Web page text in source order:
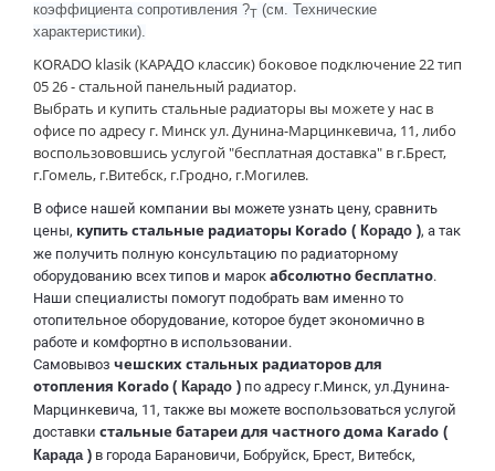
коэффициента сопротивления ?T (см. Технические
характеристики).
KORADO klasik (КАРАДО классик)боковое подключение22 тип
05 26 - стальной панельный радиатор.
Выбрать и купить стальные радиаторы вы можете у нас в
офисе по адресу г. Минск ул. Дунина-Марцинкевича, 11, либо
воспользововшись услугой "бесплатная доставка" в г.Брест,
г.Гомель, г.Витебск, г.Гродно, г.Могилев.
В офисе нашей компании вы можете узнать цену, сравнить
цены, купить стальные радиаторы Korado ( Корадо ), а так
же получить полную консультацию по радиаторному
оборудованию всех типов и марок абсолютно бесплатно.
Наши специалисты помогут подобрать вам именно то
отопительное оборудование, которое будет экономично в
работе и комфортно в использовании.
Самовывоз чешскихстальных радиаторов для
отопления Korado ( Карадо ) по адресу г.Минск, ул.Дунина-
Марцинкевича, 11, также вы можете воспользоваться услугой
доставки стальные батареи для частного дома Karado (
Карада ) в города Барановичи, Бобруйск, Брест, Витебск,